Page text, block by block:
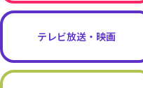
テレビ放送・映画